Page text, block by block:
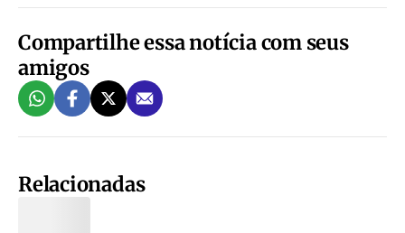
Compartilhe essa notícia com seus
amigos
Relacionadas